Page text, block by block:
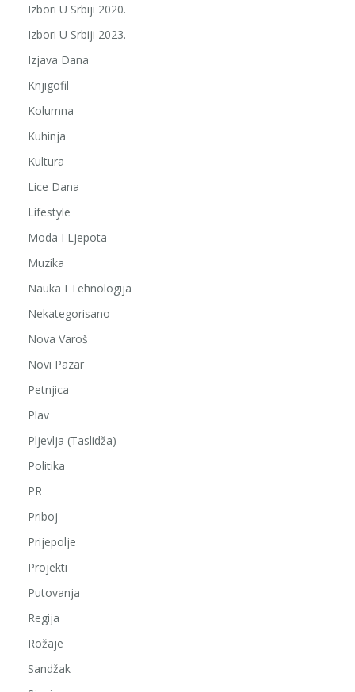
Izbori U Srbiji 2020.
Izbori U Srbiji 2023.
Izjava Dana
Knjigofil
Kolumna
Kuhinja
Kultura
Lice Dana
Lifestyle
Moda I Ljepota
Muzika
Nauka I Tehnologija
Nekategorisano
Nova Varoš
Novi Pazar
Petnjica
Plav
Pljevlja (Taslidža)
Politika
PR
Priboj
Prijepolje
Projekti
Putovanja
Regija
Rožaje
Sandžak